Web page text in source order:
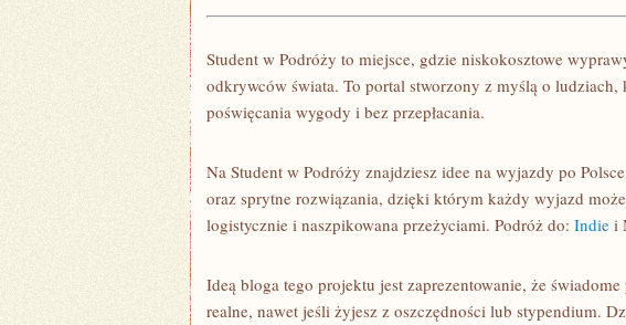
Student w Podróży to miejsce, gdzie niskokosztowe
odkrywców świata. To portal stworzony z myślą o
poświęcania wygody i bez przepłacania.
Na Student w Podróży znajdziesz idee na wyjazdy po
oraz sprytne rozwiązania, dzięki którym każdy wyjazd
logistycznie i naszpikowana przeżyciami. Podróż do: Indie i
Ideą bloga tego projektu jest zaprezentowanie, że
realne, nawet jeśli żyjesz z oszczędności lub stypendium.